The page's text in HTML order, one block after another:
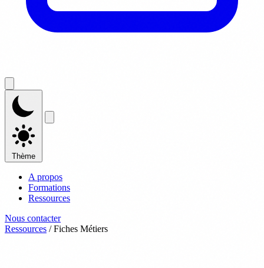
Thème
A propos
Formations
Ressources
Nous contacter
Ressources / Fiches Métiers